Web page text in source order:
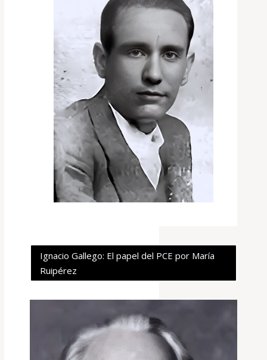
Ignacio Gallego: El papel del PCE por María
Ruipérez